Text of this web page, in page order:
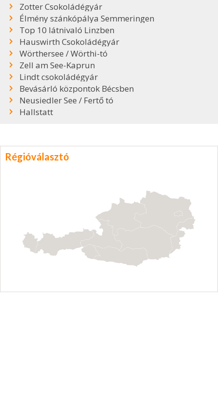
Zotter Csokoládégyár
Élmény szánkópálya Semmeringen
Top 10 látnivaló Linzben
Hauswirth Csokoládégyár
Wörthersee / Wörthi-tó
Zell am See-Kaprun
Lindt csokoládégyár
Bevásárló központok Bécsben
Neusiedler See / Fertő tó
Hallstatt
Régióválasztó